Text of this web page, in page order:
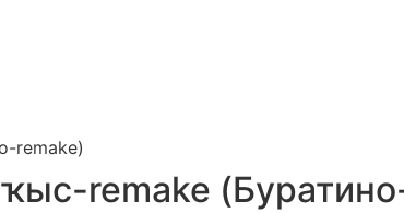
remake)
remake